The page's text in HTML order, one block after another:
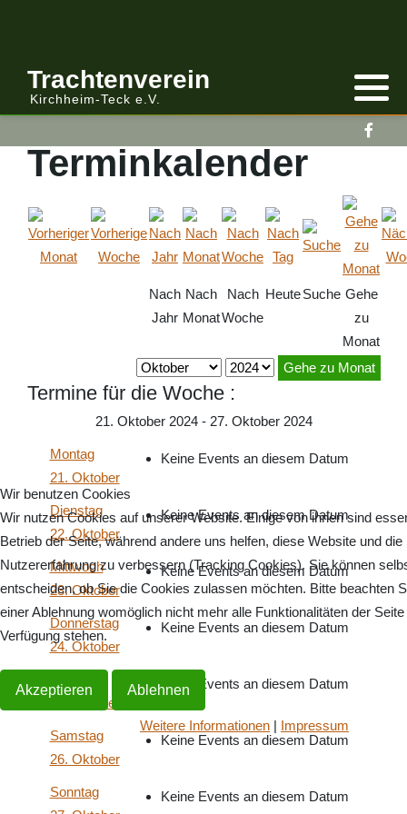
Trachtenverein
Kirchheim-Teck e.V.
Terminkalender
Nach
Jahr
Nach
Monat
Nach
Woche
HeuteSuche Gehe
zu
Monat
Gehe zu Monat
Termine für die Woche :
21. Oktober 2024 - 27. Oktober 2024
Montag
21. Oktober
Keine Events an diesem Datum
Dienstag
22. Oktober
Keine Events an diesem Datum
Mittwoch
23. Oktober
Keine Events an diesem Datum
Donnerstag
24. Oktober
Keine Events an diesem Datum
25. Oktober
Keine Events an diesem Datum
Samstag
26. Oktober
Keine Events an diesem Datum
Sonntag
Keine Events an diesem Datum
Wir benutzen Cookies
Wir nutzen Cookies auf unserer Website. Einige von ihnen sind
Betrieb der Seite, während andere uns helfen, diese Website und die
Nutzererfahrung zu verbessern (Tracking Cookies). Sie können
entscheiden, ob Sie die Cookies zulassen möchten. Bitte beachten
einer Ablehnung womöglich nicht mehr alle Funktionalitäten der
Verfügung stehen.
Akzeptieren Ablehnen
Weitere Informationen | Impressum
Anmelden/Abmelden
Kalender
Gebirgstracht
Volkstracht
Berichte Vereinsleitung
Berichte
Vereinsleitung Informiert